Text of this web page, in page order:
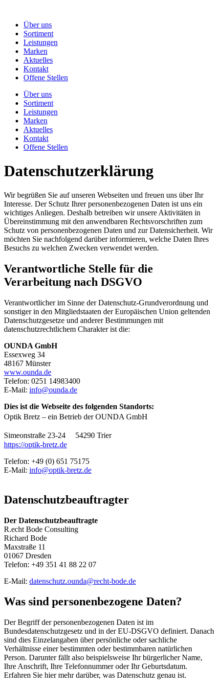
Über uns
Sortiment
Leistungen
Marken
Aktuelles
Kontakt
Offene Stellen
Über uns
Sortiment
Leistungen
Marken
Aktuelles
Kontakt
Offene Stellen
Datenschutz­erklärung
Wir begrüßen Sie auf unseren Webseiten und freuen uns über Ihr
Interesse. Der Schutz Ihrer personenbezogenen Daten ist uns ein
wichtiges Anliegen. Deshalb betreiben wir unsere Aktivitäten in
Übereinstimmung mit den anwendbaren Rechtsvorschriften zum
Schutz von personenbezogenen Daten und zur Datensicherheit. Wir
möchten Sie nachfolgend darüber informieren, welche Daten Ihres
Besuchs zu welchen Zwecken verwendet werden.
Verantwortliche Stelle für die
Verarbeitung nach DSGVO
Verantwortlicher im Sinne der Datenschutz-Grundverordnung und
sonstiger in den Mitgliedstaaten der Europäischen Union geltenden
Datenschutzgesetze und anderer Bestimmungen mit
datenschutzrechtlichem Charakter ist die:
OUNDA GmbH
Essexweg 34
48167 Münster
www.ounda.de
Telefon: 0251 14983400
E-Mail: info@ounda.de
Dies ist die Webseite des folgenden Standorts:
Optik Bretz – ein Betrieb der OUNDA GmbH
Simeonstraße 23-24 54290 Trier
https://optik-bretz.de
Telefon: +49 (0) 651 75175
E-Mail: info@optik-bretz.de
Datenschutzbeauftragter
Der Datenschutzbeauftragte
R.echt Bode Consulting
Richard Bode
Maxstraße 11
01067 Dresden
Telefon: +49 351 41 88 22 07
E-Mail: datenschutz.ounda@recht-bode.de
Was sind personenbezogene Daten?
Der Begriff der personenbezogenen Daten ist im
Bundesdatenschutzgesetz und in der EU-DSGVO definiert. Danach
sind dies Einzelangaben über persönliche oder sachliche
Verhältnisse einer bestimmten oder bestimmbaren natürlichen
Person. Darunter fällt also beispielsweise Ihr bürgerlicher Name,
Ihre Anschrift, Ihre Telefonnummer oder Ihr Geburtsdatum.
Erfahren Sie hier mehr darüber, was Datenschutz genau ist.